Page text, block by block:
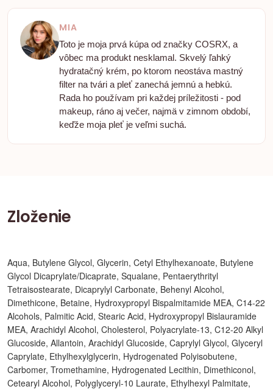
MIA
Toto je moja prvá kúpa od značky COSRX, a
vôbec ma produkt nesklamal. Skvelý ľahký
hydratačný krém, po ktorom neostáva mastný
filter na tvári a pleť zanechá jemnú a hebkú.
Rada ho používam pri každej príležitosti - pod
makeup, ráno aj večer, najmä v zimnom období,
keďže moja pleť je veľmi suchá.
Zloženie
Aqua, Butylene Glycol, Glycerin, Cetyl Ethylhexanoate, Butylene
Glycol Dicaprylate/Dicaprate, Squalane, Pentaerythrityl
Tetraisostearate, Dicaprylyl Carbonate, Behenyl Alcohol,
Dimethicone, Betaine, Hydroxypropyl Bispalmitamide MEA, C14-22
Alcohols, Palmitic Acid, Stearic Acid, Hydroxypropyl Bislauramide
MEA, Arachidyl Alcohol, Cholesterol, Polyacrylate-13, C12-20 Alkyl
Glucoside, Allantoin, Arachidyl Glucoside, Caprylyl Glycol, Glyceryl
Caprylate, Ethylhexylglycerin, Hydrogenated Polyisobutene,
Carbomer, Tromethamine, Hydrogenated Lecithin, Dimethiconol,
Cetearyl Alcohol, Polyglyceryl-10 Laurate, Ethylhexyl Palmitate,